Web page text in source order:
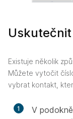
Existuje několik
Můžete vytočit
vybrat kontakt,
1
V